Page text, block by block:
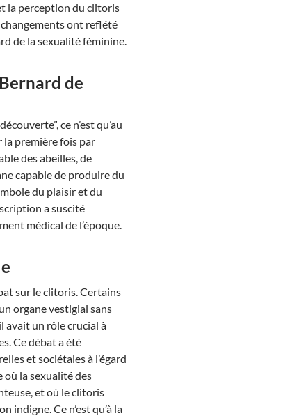
la perception du clitoris
ont reflété
de la sexualité féminine.
de
ce n’est qu’au
la première fois par
des abeilles, de
capable de produire du
du plaisir et du
a suscité
médical de l’époque.
sur le clitoris. Certains
organe vestigial sans
avait un rôle crucial à
Ce débat a été
et sociétales à l’égard
où la sexualité des
et où le clitoris
indigne. Ce n’est qu’à la